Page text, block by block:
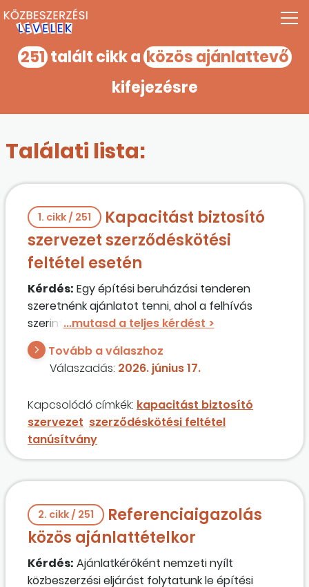
251talált cikk a közös ajánlattevő
kifejezésre
Találati lista:
1. cikk / 251
Kapacitást biztosító
szervezet szerződéskötési
feltétel esetén
Kérdés: Egy építési beruházási tenderen
szeretnénk ajánlatot tenni, ahol a felhívás
szerint szerződéskötéshez ISO 14000
tanúsítványt kér az ajánlatkérő. Nekünk nincs
ilyen tanúsítványunk, ezért kérdeznénk, hogy
az ISO-tanúsítványra is lehet hozni kapacitást,
Tovább a válaszhoz
Válaszadás: 2026. június 17.
Kapcsolódó címkék: kapacitást biztosító
szervezet szerződéskötési feltétel
tanúsítvány
2. cikk / 251
Referenciaigazolás
közös ajánlattételkor
Kérdés: Ajánlatkérőként nemzeti nyílt
közbeszerzési eljárást folytatunk le építési